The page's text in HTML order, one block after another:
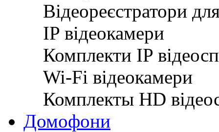
Відеореєстратори
IP відеокамери
Комплекти IP
Wi-Fi відеокамери
Комплекты HD
Домофони